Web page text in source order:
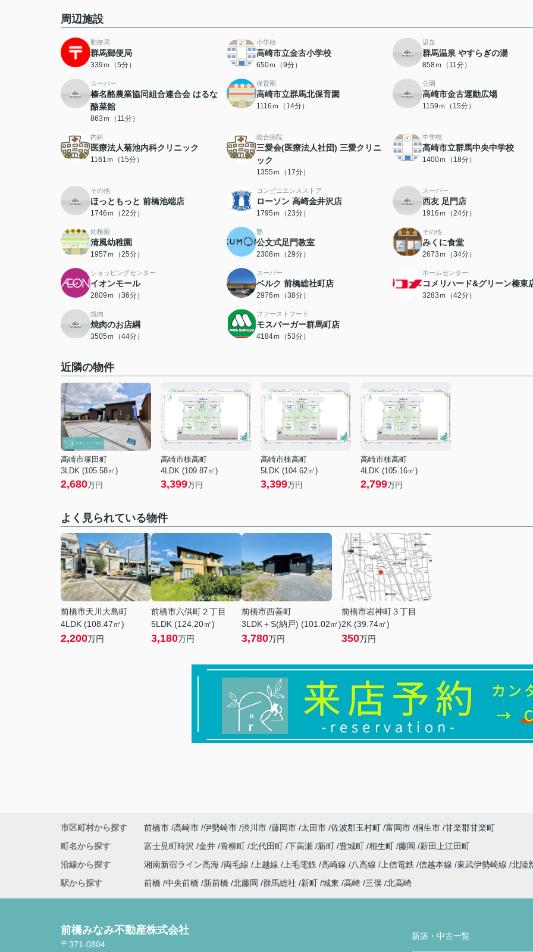
周辺施設
郵便局
群馬郵便局
339ｍ（5分）
小学校
高崎市立金古小学校
650ｍ（9分）
温泉
群馬温泉 やすらぎの湯
858ｍ（11分）
スーパー
榛名酪農業協同組合連合会 はるな
酪菜館
863ｍ（11分）
保育園
高崎市立群馬北保育園
1116ｍ（14分）
公園
高崎市金古運動広場
1159ｍ（15分）
内科
医療法人菊池内科クリニック
1161ｍ（15分）
総合病院
三愛会(医療法人社団) 三愛クリニ
ック
1355ｍ（17分）
中学校
高崎市立群馬中央中学校
1400ｍ（18分）
その他
ほっともっと 前橋池端店
1746ｍ（22分）
コンビニエンスストア
ローソン 高崎金井沢店
1795ｍ（23分）
スーパー
西友 足門店
1916ｍ（24分）
幼稚園
清風幼稚園
1957ｍ（25分）
塾
公文式足門教室
2308ｍ（29分）
その他
みくに食堂
2673ｍ（34分）
ショッピングセンター
イオンモール
2809ｍ（36分）
スーパー
ベルク 前橋総社町店
2976ｍ（38分）
ホームセンター
コメリハード&グリーン榛東
3283ｍ（42分）
焼肉
焼肉のお店綱
3505ｍ（44分）
ファーストフード
モスバーガー群馬町店
4184ｍ（53分）
近隣の物件
高崎市塚田町
3LDK (105.58㎡)
2,680万円
高崎市棟高町
4LDK (109.87㎡)
3,399万円
高崎市棟高町
5LDK (104.62㎡)
3,399万円
高崎市棟高町
4LDK (105.16㎡)
2,799万円
よく見られている物件
前橋市天川大島町
4LDK (108.47㎡)
2,200万円
前橋市六供町２丁目
5LDK (124.20㎡)
3,180万円
前橋市西善町
3LDK＋S(納戸) (101.02㎡)
3,780万円
前橋市岩神町３丁目
2K (39.74㎡)
350万円
市区町村から探す 前橋市 高崎市 伊勢崎市 渋川市 藤岡市 太田市 佐波郡玉村町 富岡市 桐生市 甘楽郡甘楽町
町名から探す
富士見町時沢 金井 青柳町 北代田町 下高瀬 新町 豊城町 相生町 藤岡
新田上江田町
沿線から探す
湘南新宿ライン高海 両毛線 上越線 上毛電鉄 高崎線 八高線 上信電鉄 信越本線 東武伊勢崎線 北陸
駅から探す
前橋 中央前橋 新前橋 北藤岡 群馬総社 新町 城東 高崎 三俣 北高崎
前橋みなみ不動産株式会社
〒371-0804
新築・中古一覧